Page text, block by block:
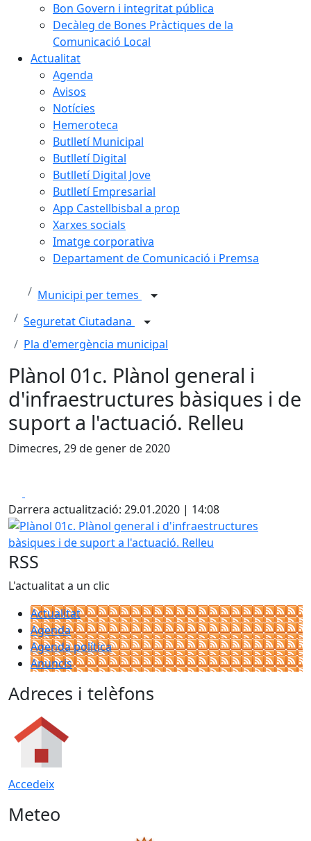
Bon Govern i integritat pública
Decàleg de Bones Pràctiques de la
Comunicació Local
Actualitat
Agenda
Avisos
Notícies
Hemeroteca
Butlletí Municipal
Butlletí Digital
Butlletí Digital Jove
Butlletí Empresarial
App Castellbisbal a prop
Xarxes socials
Imatge corporativa
Departament de Comunicació i Premsa
Municipi per temes
Seguretat Ciutadana
Pla d'emergència municipal
Plànol 01c. Plànol general i
d'infraestructures bàsiques i de
suport a l'actuació. Relleu
Dimecres, 29 de gener de 2020
Darrera actualització: 29.01.2020 | 14:08
Plànol 01c. Plànol general i d'infraestructures bàsiques i
RSS
L'actualitat a un clic
Actualitat
Agenda
Agenda política
Anuncis
Adreces i telèfons
Accedeix
Meteo